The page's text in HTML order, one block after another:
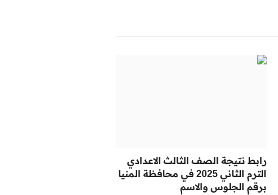
رابط نتيجة الصف الثالث الاعدادي
الترم الثاني 2025 في محافظة المنيا
برقم الجلوس والاسم